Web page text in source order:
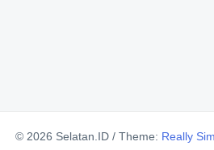
© 2026 Selatan.ID / Theme: Really